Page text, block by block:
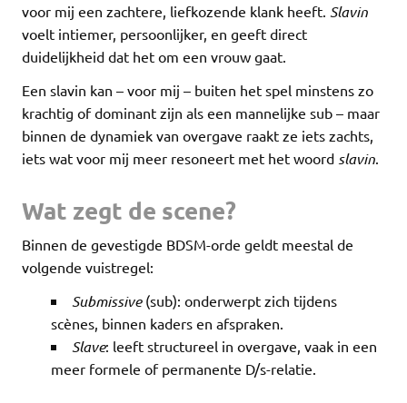
voor mij een zachtere, liefkozende klank heeft. Slavin
voelt intiemer, persoonlijker, en geeft direct
duidelijkheid dat het om een vrouw gaat.
Een slavin kan – voor mij – buiten het spel minstens zo
krachtig of dominant zijn als een mannelijke sub – maar
binnen de dynamiek van overgave raakt ze iets zachts,
iets wat voor mij meer resoneert met het woord slavin.
Wat zegt de scene?
Binnen de gevestigde BDSM-orde geldt meestal de
volgende vuistregel:
Submissive(sub): onderwerpt zich tijdens
scènes, binnen kaders en afspraken.
Slave: leeft structureel in overgave, vaak in een
meer formele of permanente D/s-relatie.